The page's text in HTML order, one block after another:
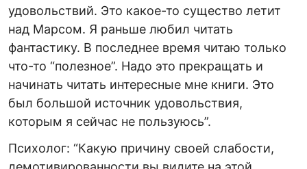
удовольствий. Это какое-то существо летит
над Марсом. Я раньше любил читать
фантастику. В последнее время читаю только
что-то “полезное”. Надо это прекращать и
начинать читать интересные мне книги. Это
был большой источник удовольствия,
которым я сейчас не пользуюсь”.
Психолог: “Какую причину своей слабости,